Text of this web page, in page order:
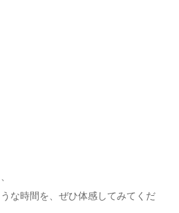
な時間を、ぜひ体感してみてくだ